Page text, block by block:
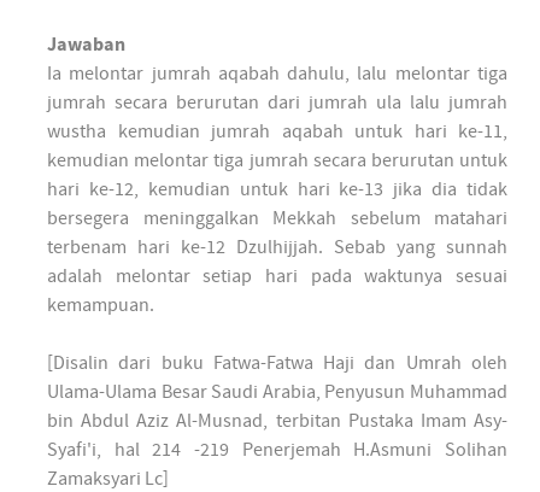
Jawaban
Ia melontar jumrah aqabah dahulu, lalu melontar tiga
jumrah secara berurutan dari jumrah ula lalu jumrah
wustha kemudian jumrah aqabah untuk hari ke-11,
kemudian melontar tiga jumrah secara berurutan untuk
hari ke-12, kemudian untuk hari ke-13 jika dia tidak
bersegera meninggalkan Mekkah sebelum matahari
terbenam hari ke-12 Dzulhijjah. Sebab yang sunnah
adalah melontar setiap hari pada waktunya sesuai
kemampuan.
[Disalin dari buku Fatwa-Fatwa Haji dan Umrah oleh
Ulama-Ulama Besar Saudi Arabia, Penyusun Muhammad
bin Abdul Aziz Al-Musnad, terbitan Pustaka Imam Asy-
Syafi'i, hal 214 -219 Penerjemah H.Asmuni Solihan
Zamaksyari Lc]